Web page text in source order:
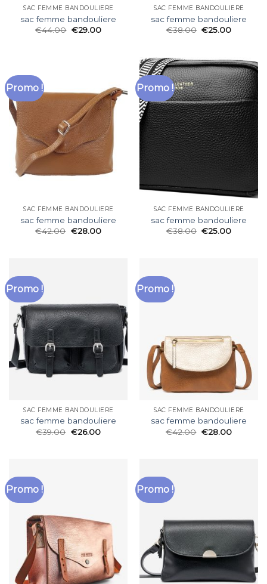
SAC FEMME BANDOULIERE
sac femme bandouliere
€44.00 €29.00
SAC FEMME BANDOULIERE
sac femme bandouliere
€38.00 €25.00
Promo !
SAC FEMME BANDOULIERE
sac femme bandouliere
€42.00 €28.00
Promo !
SAC FEMME BANDOULIERE
sac femme bandouliere
€38.00 €25.00
Promo !
SAC FEMME BANDOULIERE
sac femme bandouliere
€39.00 €26.00
Promo !
SAC FEMME BANDOULIERE
sac femme bandouliere
€42.00 €28.00
Promo ! Promo !